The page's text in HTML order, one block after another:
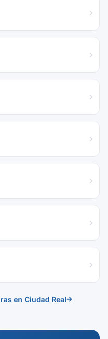
en Ciudad Real